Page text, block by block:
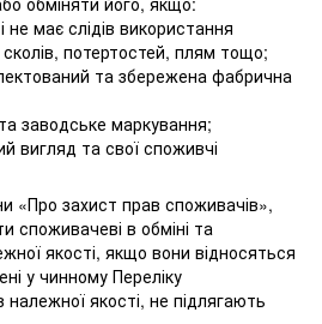
має слідів використання
потертостей, плям тощо;
та збережена фабрична
заводське маркування;
вигляд та свої споживчі
«Про захист прав споживачів»,
споживачеві в обміні та
якості, якщо вони відносяться
у чинному Переліку
якості, не підлягають